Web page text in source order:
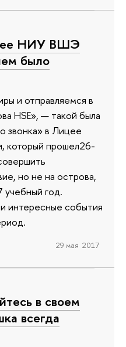
НИУ ВШЭ
было
и отправляемся в
HSE», — такой была
звонка» в Лицее
который прошел26-
но не на острова,
год.
интересные события
29 мая 2017
в своем
всегда